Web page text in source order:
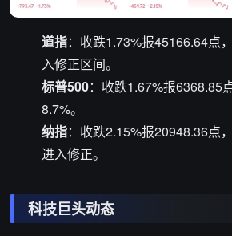
道指：收跌1.73%报45166.64点
入修正区间。
标普500：收跌1.67%报6368.85
8.7%。
纳指：收跌2.15%报20948.36点
进入修正。
科技巨头动态